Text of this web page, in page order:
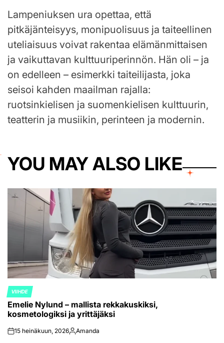
Lampeniuksen ura opettaa, että
pitkäjänteisyys, monipuolisuus ja taiteellinen
uteliaisuus voivat rakentaa elämänmittaisen
ja vaikuttavan kulttuuriperinnön. Hän oli – ja
on edelleen – esimerkki taiteilijasta, joka
seisoi kahden maailman rajalla:
ruotsinkielisen ja suomenkielisen kulttuurin,
teatterin ja musiikin, perinteen ja modernin.
YOU MAY ALSO LIKE
POSTED
IN
VIIHDE
Emelie Nylund – mallista rekkakuskiksi,
kosmetologiksi ja yrittäjäksi
on15 heinäkuun, 2026Posted
Amanda